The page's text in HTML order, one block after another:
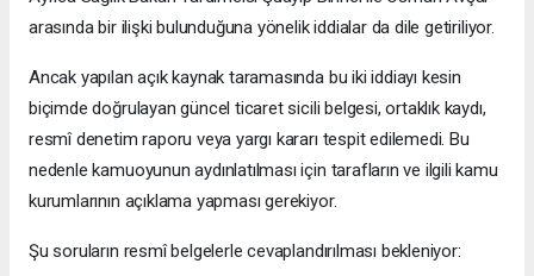
arasında bir ilişki bulunduğuna yönelik iddialar da dile getiriliyor.
Ancak yapılan açık kaynak taramasında bu iki iddiayı kesin
biçimde doğrulayan güncel ticaret sicili belgesi, ortaklık kaydı,
resmî denetim raporu veya yargı kararı tespit edilemedi. Bu
nedenle kamuoyunun aydınlatılması için tarafların ve ilgili kamu
kurumlarının açıklama yapması gerekiyor.
Şu soruların resmî belgelerle cevaplandırılması bekleniyor: